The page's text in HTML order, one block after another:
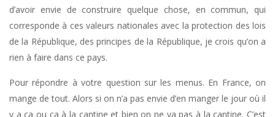
d’avoir envie de construire quelque chose, en commun, qui
corresponde à ces valeurs nationales avec la protection des lois
de la République, des principes de la République, je crois qu’on a
rien à faire dans ce pays.
Pour répondre à votre question sur les menus. En France, on
mange de tout. Alors si on n’a pas envie d’en manger le jour où il
y a ça ou ça à la cantine et bien on ne va pas à la cantine. C’est